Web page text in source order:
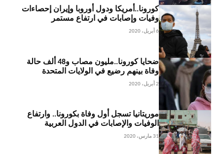
كورونا..أمريكا ودول أوروبا وإيران إحصاءات
وفيات وإصابات في ارتفاع مستمر
6 أبريل، 2020
ضحايا كورونا..مليون مصاب و48 ألف حالة
وفاة بينهم رضيع في الولايات المتحدة
2 أبريل، 2020
موريتانيا تسجل أول وفاة بكورونا.. وارتفاع
الوفيات والإصابات في الدول العربية
31 مارس، 2020